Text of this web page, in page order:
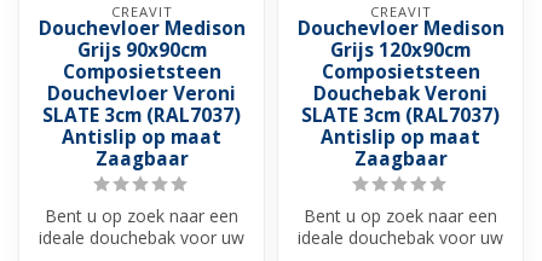
CREAVIT
Douchevloer Medison
Grijs 90x90cm
Composietsteen
Douchevloer Veroni
SLATE 3cm (RAL7037)
Antislip op maat
Zaagbaar
Bent u op zoek naar een
ideale douchebak voor uw
CREAVIT
Douchevloer Medison
Grijs 120x90cm
Composietsteen
Douchebak Veroni
SLATE 3cm (RAL7037)
Antislip op maat
Zaagbaar
Bent u op zoek naar een
ideale douchebak voor uw